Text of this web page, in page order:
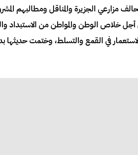
الجزيرة والمناقل ومطالبهم
خلاص الوطن والمواطن من الاستبداد
في القمع والتسلط، وختمت حديثها